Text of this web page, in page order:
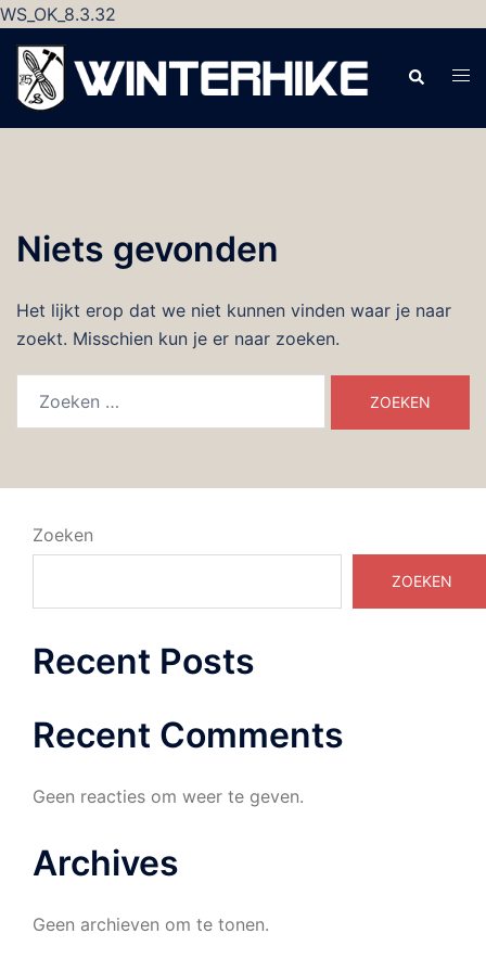
WS_OK_8.3.32
Ga
naar
de
inhoud
Zoeken
Niets gevonden
Het lijkt erop dat we niet kunnen vinden waar je naar
zoekt. Misschien kun je er naar zoeken.
Zoeken
ZOEKEN
Recent Posts
Recent Comments
Geen reacties om weer te geven.
Archives
Geen archieven om te tonen.